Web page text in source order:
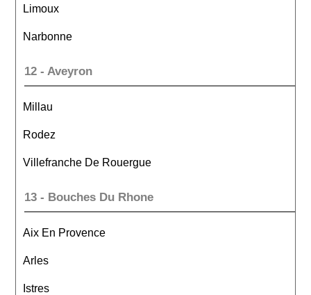
Limoux
Narbonne
12 - Aveyron
Millau
Rodez
Villefranche De Rouergue
13 - Bouches Du Rhone
Aix En Provence
Arles
Istres